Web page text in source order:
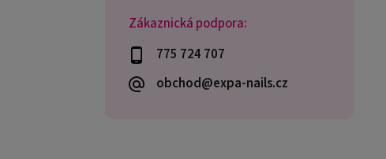
Zákaznická podpora:
775 724 707
obchod@expa-nails.cz